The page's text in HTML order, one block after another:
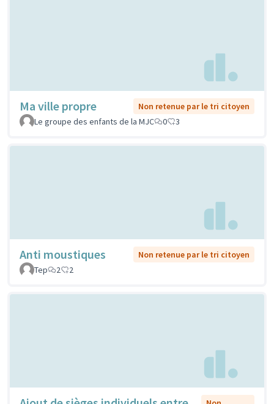
Ma ville propre
Non retenue par le tri citoyen
Le groupe des enfants de la MJC
0 3
Anti moustiques
Non retenue par le tri citoyen
Tep
2 2